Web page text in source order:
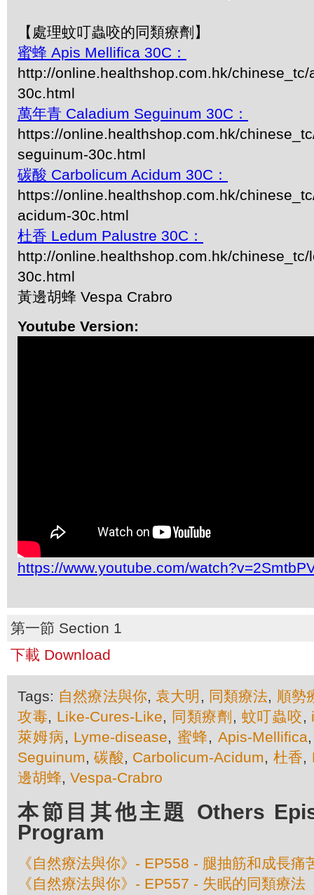
【處理蚊叮蟲咬的同類療劑】
蜜蜂 Apis Mellifica 30C：
http://online.healthshop.com.hk/
30c.html
萬年青 Caladium Seguinum 30C：
https://online.healthshop.com.hk/
seguinum-30c.html
碳酸 Carbolicum Acidum 30C：
https://online.healthshop.com.hk/
acidum-30c.html
杜香 Ledum Palustre 30C：
http://online.healthshop.com.hk/
30c.html
黃邊胡蜂 Vespa Crabro
Youtube Version:
https://www.youtube.com/
第一節 Section 1
下載 Download
Tags: 自然療法與你,袁大明 , 同類療法, 順勢
攻毒, Like-Cures-Like, 同類療劑 , 蚊叮蟲咬,
萊姆病, Lyme-disease, 蜜蜂, Apis-Mellifica
Seguinum,碳酸, Carbolicum-Acidum, 杜香,
邊胡蜂, Vespa-Crabro
本節目其他主題 Others
Program
《自然療法與你》- EP558 - 腿抽筋和成長痛
《自然療法與你》- EP557 - 失眠的同類療法